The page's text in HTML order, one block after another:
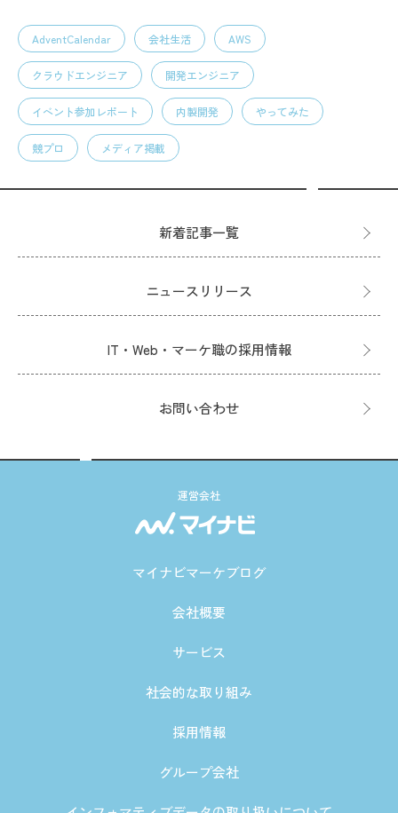
AdventCalendar 会社生活 AWS
クラウドエンジニア 開発エンジニア
イベント参加レポート 内製開発 やってみた
競プロ メディア掲載
新着記事一覧
ニュースリリース
IT・Web・マーケ職の採用情報
お問い合わせ
運営会社
マイナビマーケブログ
会社概要
サービス
社会的な取り組み
採用情報
グループ会社